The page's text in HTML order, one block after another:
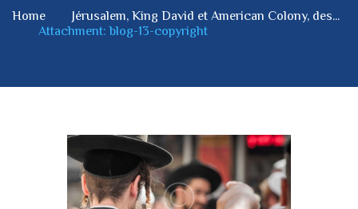
Home
Jérusalem, King David et American Colony, des...
Attachment: blog-13-copyright